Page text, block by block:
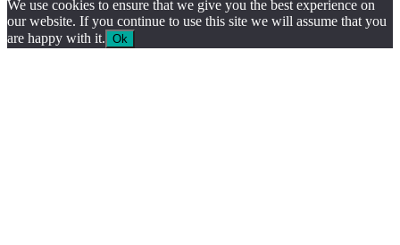
We use cookies to ensure that we give you the best experience on
our website. If you continue to use this site we will assume that you
are happy with it. Ok